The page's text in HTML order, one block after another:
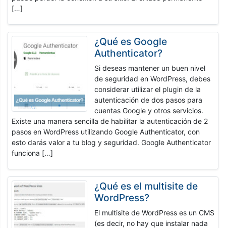
[…]
¿Qué es Google
Authenticator?
Si deseas mantener un buen nivel
de seguridad en WordPress, debes
considerar utilizar el plugin de la
autenticación de dos pasos para
cuentas Google y otros servicios.
Existe una manera sencilla de habilitar la autenticación de 2
pasos en WordPress utilizando Google Authenticator, con
esto darás valor a tu blog y seguridad. Google Authenticator
funciona […]
¿Qué es el multisite de
WordPress?
El multisite de WordPress es un CMS
(es decir, no hay que instalar nada